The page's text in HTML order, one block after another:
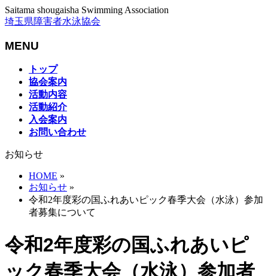
Saitama shougaisha Swimming Association
埼玉県障害者水泳協会
MENU
す
トップ
協会案内
活動内容
活動紹介
入会案内
お問い合わせ
お知らせ
HOME »
お知らせ »
令和2年度彩の国ふれあいピック春季大会（水泳）参加
者募集について
令和2年度彩の国ふれあいピ
ック春季大会（水泳）参加者